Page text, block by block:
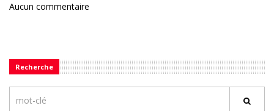
Aucun commentaire
Recherche